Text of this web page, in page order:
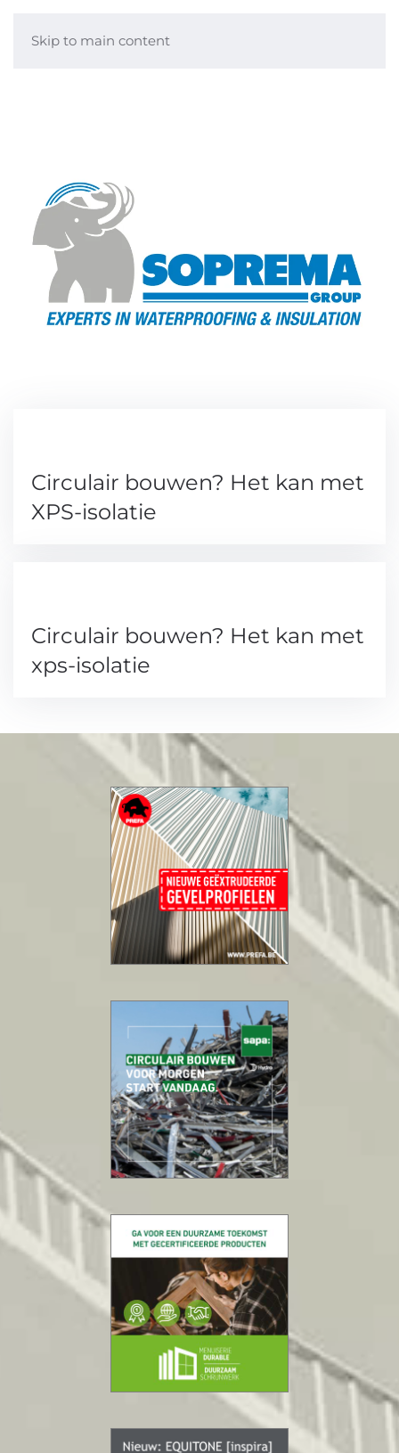
Skip to main content
Circulair bouwen? Het kan met
XPS-isolatie
Circulair bouwen? Het kan met
xps-isolatie